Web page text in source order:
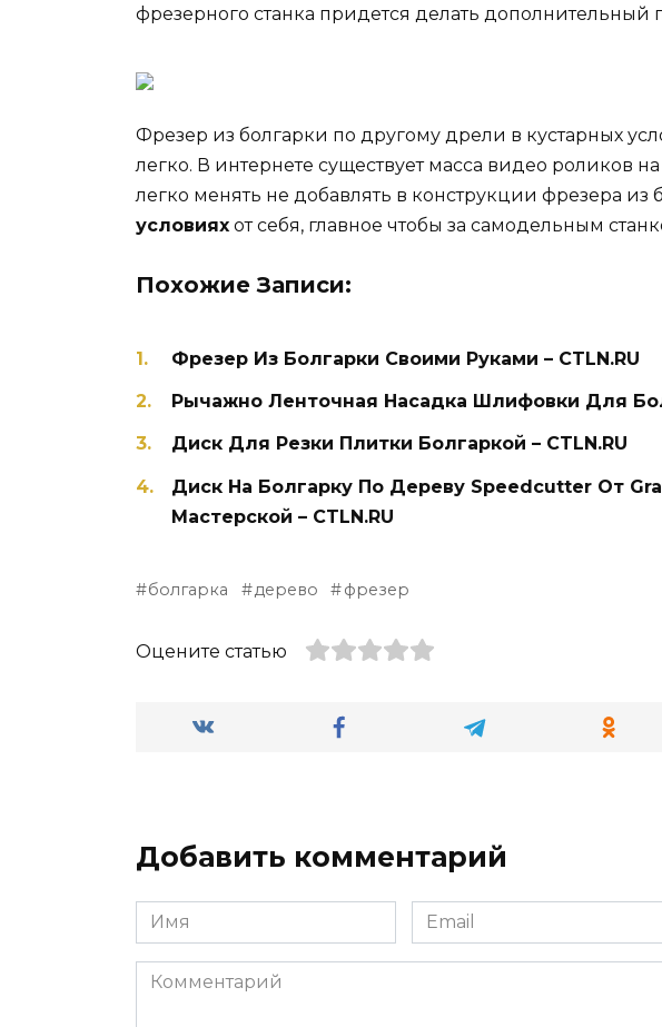
фрезерного станка придется делать дополнительный
Фрезер из болгарки по другому дрели в кустарных
легко. В интернете существует масса видео роликов на
легко менять не добавлять в конструкции фрезера из
условиях от себя, главное чтобы за самодельным
Похожие Записи:
Фрезер Из Болгарки Своими Руками – CTLN.RU
Рычажно Ленточная Насадка Шлифовки Для
Диск Для Резки Плитки Болгаркой – CTLN.RU
Диск На Болгарку По Дереву Speedcutter От
Мастерской – CTLN.RU
болгарка дерево фрезер
Оцените статью
Добавить комментарий
Имя
*
Email
*
Комментарий